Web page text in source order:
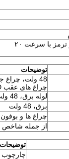
حداکثر حرکت پس از ترمز با سرعت ۲۰
توضیحات
48 ولت، چراغ جلو LED (از جمله چراغ چرخش و چراغ موقعیت)
چراغ های عقب LED (از جمله چراغ های ترمز و چراغ چرخش)
لوله برق، 48 ولت
برق، 48 ولت
چراغ ها و
از جمله شاخص
توضیحات
چارچوب